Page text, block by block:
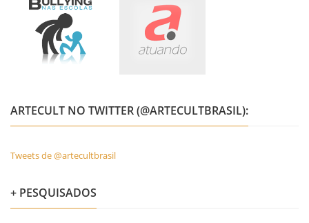
ARTECULT NO TWITTER (@ARTECULTBRASIL):
Tweets de @artecultbrasil
+ PESQUISADOS